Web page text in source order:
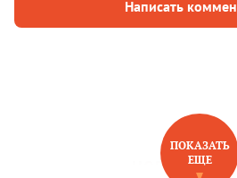
Написать
НОВОЕ НА
ПОКАЗАТЬ
ЕЩЕ